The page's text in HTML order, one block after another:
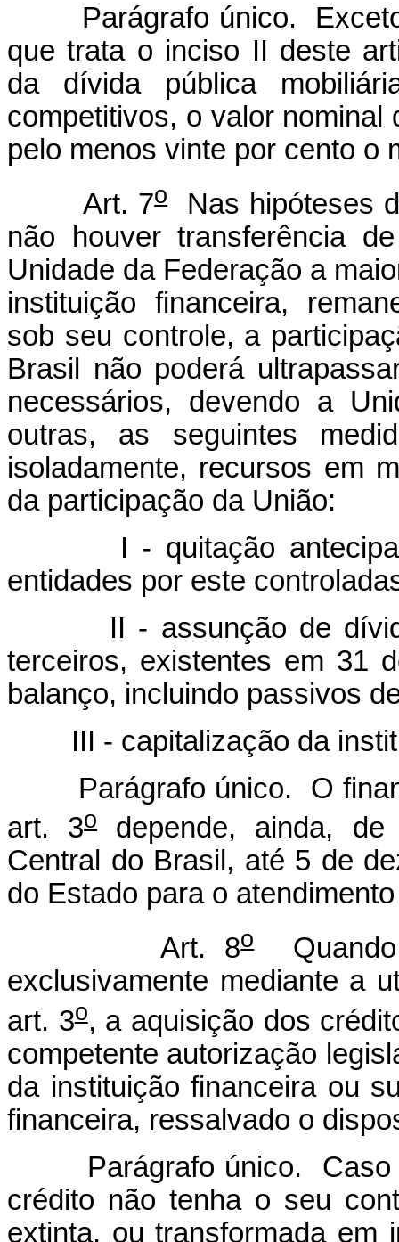
Parágrafo único. Exceto
que trata o inciso II deste
da dívida pública
competitivos, o valor
pelo menos vinte por cento o
Art. 7oNas hipóteses
não houver transferência
Unidade da Federação a
instituição financeira,
sob seu controle, a
Brasil não poderá
necessários, devendo a
outras, as seguintes
isoladamente, recursos em
da participação da União:
I - quitação antecipada
entidades por este
II - assunção de dívidas
terceiros, existentes em 31
balanço, incluindo passivos
III - capitalização da
Parágrafo único. O
art. 3odepende, ainda, de
Central do Brasil, até 5 de
do Estado para o
Art. 8oQuando
exclusivamente mediante a
art. 3o, a aquisição dos
competente autorização
da instituição financeira ou
financeira, ressalvado o
Parágrafo único. Caso a
crédito não tenha o seu
extinta, ou transformada em